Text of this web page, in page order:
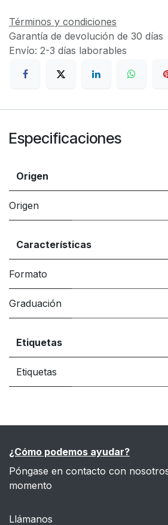
Términos y condiciones
Garantía de devolución de 30 días
Envío: 2-3 días laborables
Especificaciones
Origen
Origen
Características
Formato
Graduación
Etiquetas
Etiquetas
¿Cómo podemos ayudar?
Póngase en contacto con
momento
Llámanos